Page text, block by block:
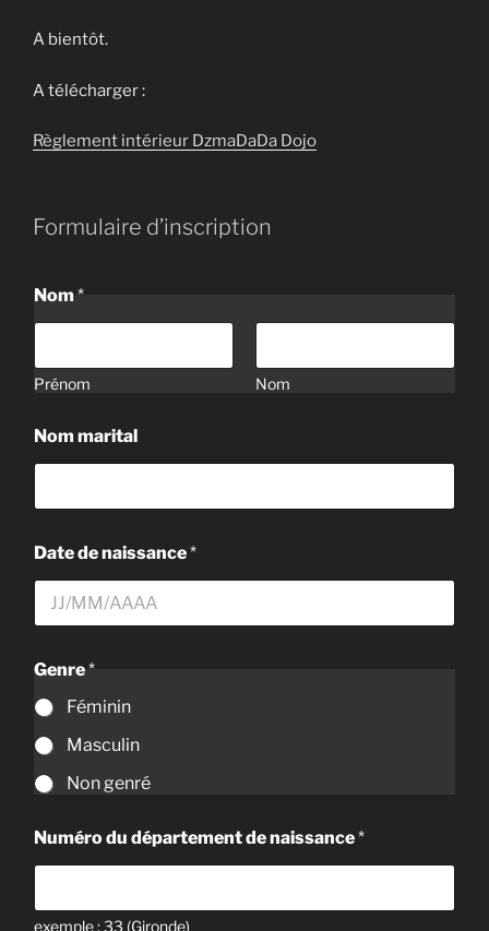
A bientôt.
A télécharger :
Règlement intérieur DzmaDaDa Dojo
Formulaire d’inscription
Nom*
Prénom Nom
Nom marital
Date de naissance*
Genre*
Féminin
Masculin
Non genré
Numéro du département de naissance*
exemple : 33 (Gironde)